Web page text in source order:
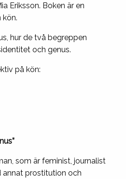
Eriksson. Boken är en
hur de två begreppen
och genus.
på kön:
som är feminist, journalist
annat prostitution och